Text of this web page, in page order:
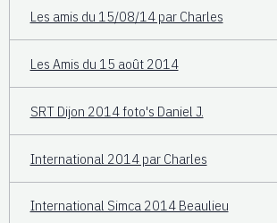
Les amis du 15/08/14 par Charles
Les Amis du 15 août 2014
SRT Dijon 2014 foto's Daniel J.
International 2014 par Charles
International Simca 2014 Beaulieu